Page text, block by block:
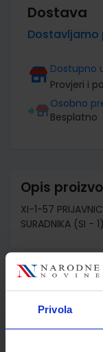
Privola
Dostava
Dostavljamo
Dostupno
Provjeri i
Osobno
Besplatno
Opis
XI-1-57
SURADNIKA (SI -
Detalji
Šifra proizvoda
Jedinična